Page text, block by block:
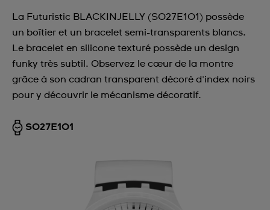
La Futuristic BLACKINJELLY (SO27E101) possède
un boîtier et un bracelet semi-transparents blancs.
Le bracelet en silicone texturé possède un design
funky très subtil. Observez le cœur de la montre
grâce à son cadran transparent décoré d'index noirs
pour y découvrir le mécanisme décoratif.
SO27E101